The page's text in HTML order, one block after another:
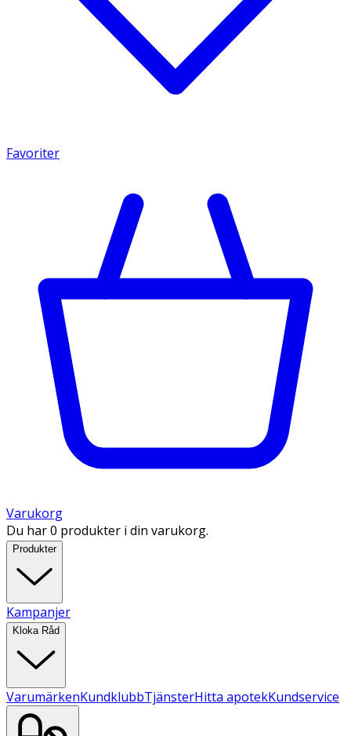
Favoriter
Varukorg
Du har 0 produkter i din varukorg.
Produkter
Kampanjer
Kloka Råd
VarumärkenKundklubbTjänsterHitta apotekKundservice